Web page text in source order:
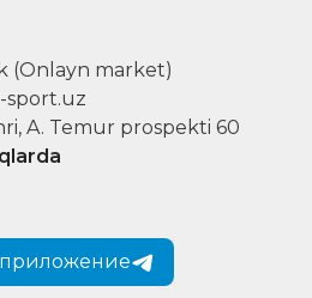
(Onlayn market)
sport.uz
A. Temur prospekti 60